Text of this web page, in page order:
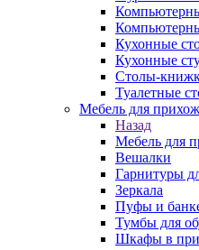
Кухонные
Кухонные
Столы-
Туалетные
Мебель для
Назад
Мебель для
Вешалки
Гарнитуры
Зеркала
Пуфы и
Тумбы для
Шкафы в